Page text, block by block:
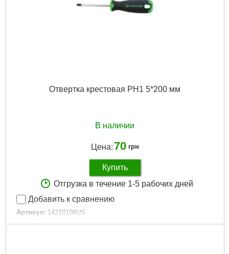
Отвертка крестовая PH1 5*200 мм
В наличии
Цена: 70 грн
Купить
Отгрузка в течение 1-5 рабочих дней
Добавить к сравнению
Артикул: 14210108US
Код товара: 23.22.45